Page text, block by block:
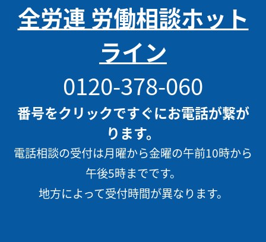
全労連 労働相談ホット
ライン
0120-378-060
番号をクリックですぐにお電話が繋が
ります。
電話相談の受付は月曜から金曜の午前10時から
午後5時までです。
地方によって受付時間が異なります。